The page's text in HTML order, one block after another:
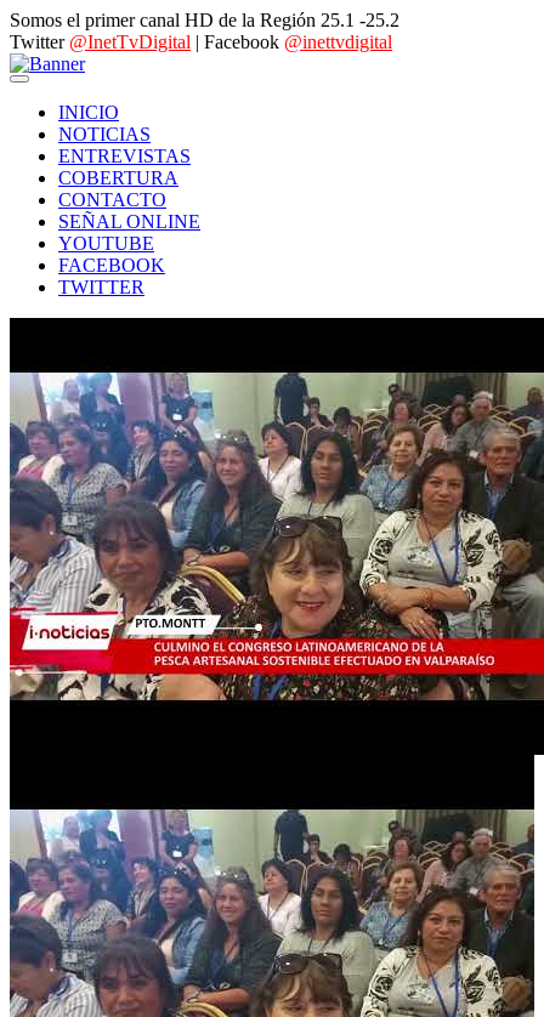
Somos el primer canal HD de la Región 25.1 -25.2
Twitter @InetTvDigital | Facebook @inettvdigital
INICIO
NOTICIAS
ENTREVISTAS
COBERTURA
CONTACTO
SEÑAL ONLINE
YOUTUBE
FACEBOOK
TWITTER